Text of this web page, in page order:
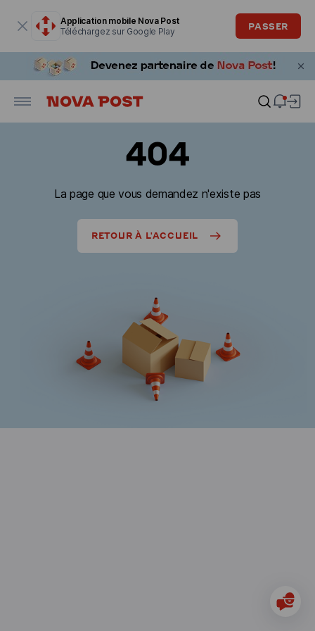
Application mobile Nova Post
Téléchargez sur Google Play
PASSER
404
La page que vous demandez n'existe pas
RETOUR À L'ACCUEIL